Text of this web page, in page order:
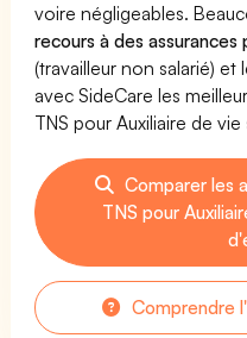
voire négligeables.
recours à des assurances
(travailleur non salarié)
avec SideCare les
TNS pour Auxiliaire de
Comparer les
TNS pour
Comprendre